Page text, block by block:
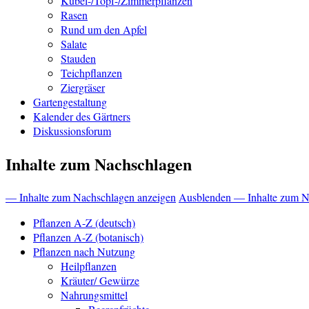
Rasen
Rund um den Apfel
Salate
Stauden
Teichpflanzen
Ziergräser
Gartengestaltung
Kalender des Gärtners
Diskussionsforum
Inhalte zum Nachschlagen
— Inhalte zum Nachschlagen anzeigenAusblenden — Inhalte zum
Pflanzen A-Z (deutsch)
Pflanzen A-Z (botanisch)
Pflanzen nach Nutzung
Heilpflanzen
Kräuter/ Gewürze
Nahrungsmittel